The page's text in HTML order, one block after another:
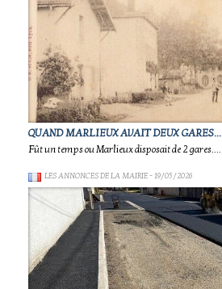
QUAND MARLIEUX AVAIT DEUX GARES...
Fût un temps ou Marlieux disposait de 2 gares....
LES ANNONCES DE LA MAIRIE- 19/05/2026